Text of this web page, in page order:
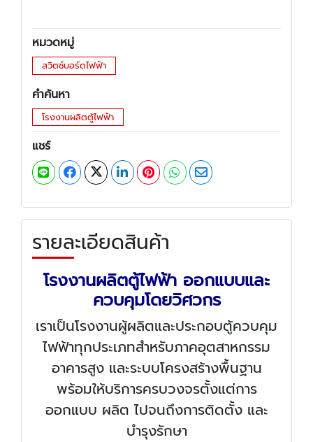
หมวดหมู่
สวิตช์บอร์ดไฟฟ้า
คำค้นหา
โรงงานผลิตตู้ไฟฟ้า
แชร์
รายละเอียดสินค้า
โรงงานผลิตตู้ไฟฟ้า ออกแบบและ
ควบคุมโดยวิศวกร
เราเป็นโรงงานผู้ผลิตและประกอบตู้ควบคุม
ไฟฟ้าทุกประเภทสำหรับภาคอุตสาหกรรม
อาคารสูง และระบบโครงสร้างพื้นฐาน
พร้อมให้บริการครบวงจรตั้งแต่การ
ออกแบบ ผลิต ไปจนถึงการติดตั้ง และ
บำรุงรักษา